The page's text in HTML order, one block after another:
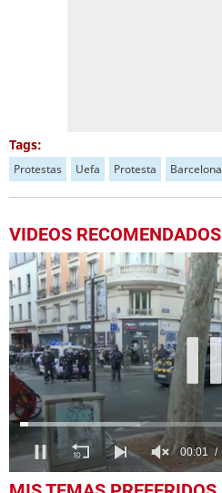
Tags:
Protestas Uefa Protesta Barcelona
VIDEOS RECOMENDADOS